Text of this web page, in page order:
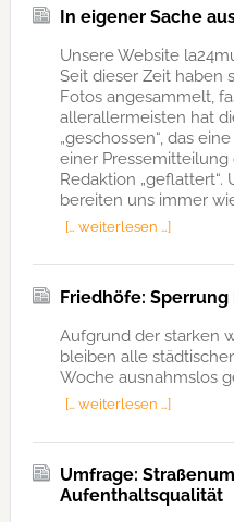
In eigener Sache
Unsere Website
Seit dieser Zeit haben
Fotos angesammelt,
allerallermeisten hat
„geschossen“, das
einer
Redaktion
bereiten uns immer
[… weiterlesen …]
Friedhöfe:
Aufgrund der starken
bleiben alle
Woche ausnahmslos
[… weiterlesen …]
Umfrage:
Aufenthaltsqualität